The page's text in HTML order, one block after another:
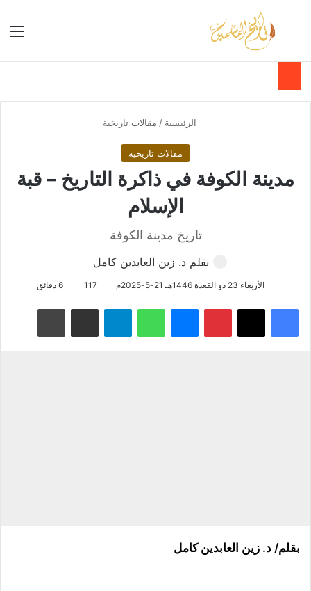
الوضع بحث عن
الرئيسية / مقالات تاريخية
مقالات تاريخية
مدينة الكوفة في ذاكرة التاريخ – قبة
الإسلام
تاريخ مدينة الكوفة
بقلم د. زين العابدين كامل
الأربعاء 23 ذو القعدة 1446هـ 21-5-2025م 117 6 دقائق
فيسبوك بينتيريست واتساب
بقلم/ د. زين العابدين كامل